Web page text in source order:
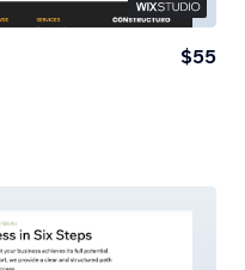
$55